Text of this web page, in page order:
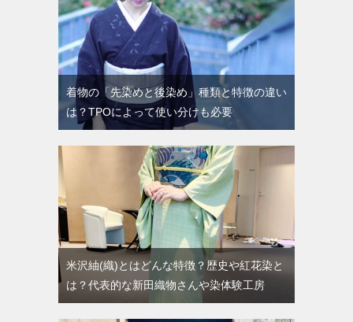
着物の「先染めと後染め」種類と特徴の違い
は？TPOによって使い分けも必要
米沢紬(織)とはどんな特徴？歴史や紅花染と
は？代表的な新田織物さんや染体験工房